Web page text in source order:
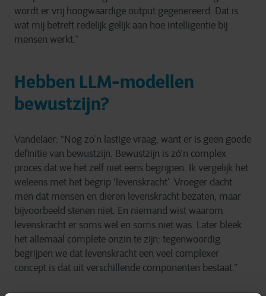
wordt er vrij hoogwaardige output gegenereerd. Dat is
wat mij betreft redelijk gelijk aan hoe intelligentie bij
mensen werkt.”
Hebben LLM-modellen
bewustzijn?
Vandelaer: “Nog zo’n lastige vraag, want er is geen goede
definitie van bewustzijn. Bewustzijn is zó’n complex
proces dat we het zelf niet eens begrijpen. Ik vergelijk het
weleens met het begrip ‘levenskracht’. Vroeger dacht
men dat mensen en dieren levenskracht bezaten, maar
bijvoorbeeld stenen niet. En niemand wist waarom
levenskracht er soms wel en soms niet was. Later bleek
het allemaal complete onzin te zijn: tegenwoordig
begrijpen we dat levenskracht een veel complexer
concept is dat uit verschillende componenten bestaat.”